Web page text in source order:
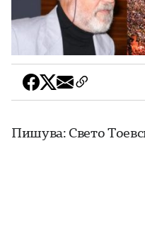
Пишува: Свето